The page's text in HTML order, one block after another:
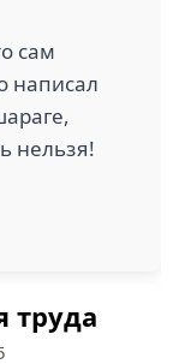
сам
написал
нельзя!
труда